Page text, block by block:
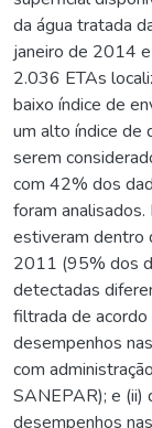
da água tratada
janeiro de 2014
2.036 ETAs
baixo índice de
um alto índice de
serem
com 42% dos
foram
estiveram dentro
2011 (95% dos
detectadas
filtrada de
desempenhos
com
SANEPAR); e (ii)
desempenhos